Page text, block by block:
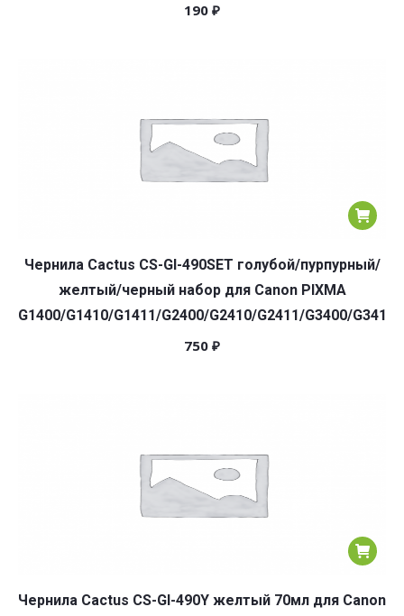
190 ₽
Чернила Cactus CS-GI-490SET голубой/пурпурный/
желтый/черный набор для Canon PIXMA
G1400/G1410/G1411/G2400/G2410/G2411/G3400/
750 ₽
Чернила Cactus CS-GI-490Y желтый 70мл для Canon